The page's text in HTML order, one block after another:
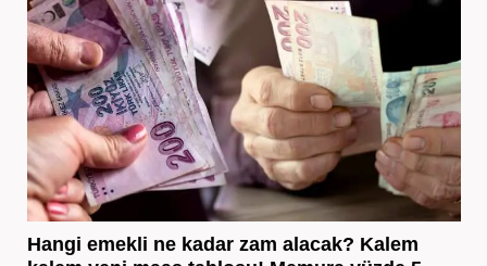
Hangi emekli ne kadar zam alacak? Kalem